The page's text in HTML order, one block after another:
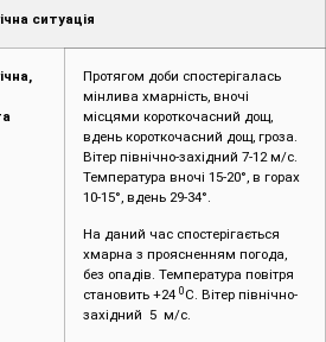
ситуація
Протягом доби спостерігалась
мінлива хмарність, вночі
місцями короткочасний дощ,
вдень короткочасний дощ, гроза.
Вітер північно-західний 7-12 м/с.
Температура вночі 15-20°, в горах
10-15°, вдень 29-34°.
На даний час спостерігається
хмарна з проясненням погода,
без опадів. Температура повітря
становить +24 0 С. Вітер північно-
західний 5 м/с.